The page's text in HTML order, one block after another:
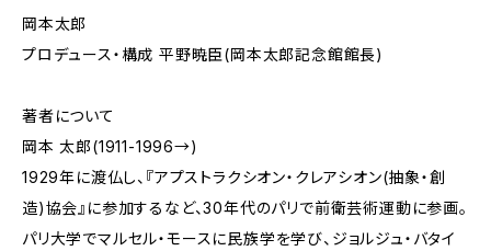
岡本太郎
プロデュース・構成 平野暁臣(岡本太郎記念館館長)
著者について
岡本 太郎(1911-1996→)
1929年に渡仏し、『アプストラクシオン・クレアシオン(抽象・創
造)協会』に参加するなど、30年代のパリで前衛芸術運動に参画。
パリ大学でマルセル・モースに民族学を学び、ジョルジュ・バタイ